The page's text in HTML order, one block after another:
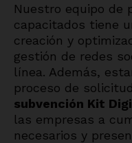
Nuestro equipo de
capacitados tiene
creación y
gestión de redes
línea. Además,
proceso de
subvención Kit
las empresas a
necesarios y